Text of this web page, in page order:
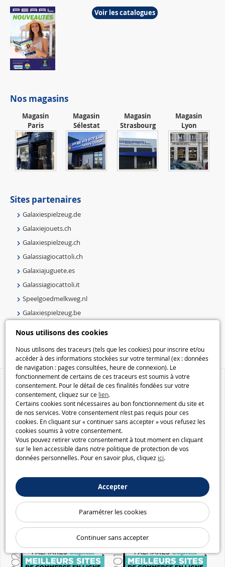
Nous utilisons des cookies
Nous utilisons des traceurs (tels que les cookies) pour inscrire et/ou
accéder à des informations stockées sur votre terminal (ex : données
de navigation : pages consultées, heure de connexion). Le
fonctionnement de certains de ces traceurs est soumis à votre
consentement. Pour le détail de ces finalités fondées sur votre
consentement, cliquez sur ce lien.
Certains cookies sont nécessaires au bon fonctionnement du site et
de nos services. Votre consentement n’est pas requis pour ces
cookies. En cliquant sur « continuer sans accepter » vous refusez les
cookies soumis à votre consentement.
Vous pouvez retirer votre consentement à tout moment en cliquant
sur le lien accessible dans notre politique de protection de vos
données personnelles. Pour en savoir plus, cliquez ici.
Accepter
Paramétrer les cookies
Continuer sans accepter
Voir les catalogues
Nos magasins
Magasin
Paris
Magasin
Sélestat
Magasin
Strasbourg
Magasin
Lyon
Sites partenaires
Galaxiespielzeug.de
Galaxiejouets.ch
Galaxiespielzeug.ch
Galassiagiocattoli.ch
Galaxiajuguete.es
Galassiagiocattoli.it
Speelgoedmelkweg.nl
Galaxiespielzeug.be